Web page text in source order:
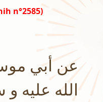
n°2585)
عن أبي
الله عليه